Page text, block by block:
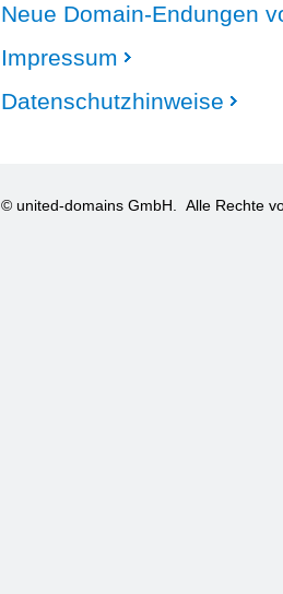
Neue Domain-Endungen
Impressum
Datenschutzhinweise
© united-domains GmbH. Alle Rechte